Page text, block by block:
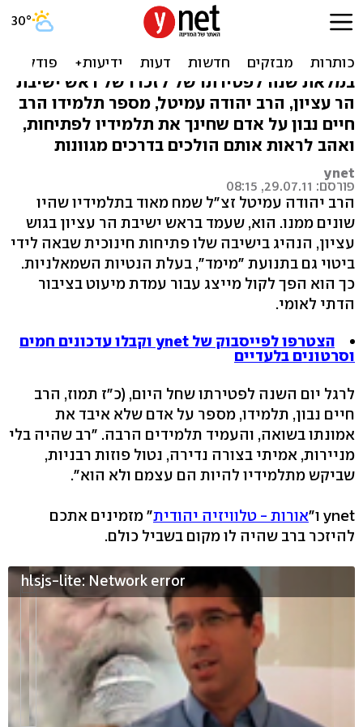
שנה למות עמיטל: "הרב שלא
רצה שתהיו כמוהו"
במלאת שנה לפטירתו של לזכרו של ראש ישיבת
הר עציון, הרב יהודה עמיטל, מספר תלמידו הרב
חיים נבון על אדם שחינך את תלמידיו לפתיחות,
ואהב לראות אותם הולכים בדרכים מגוונות
ynet
פורסם: 29.07.11, 08:15
הרב יהודה עמיטל זצ"ל שמח מאוד בתלמידיו שהיו
שונים ממנו. הוא, שעמד בראש ישיבת הר עציון בגוש
עציון, הנהיג בישיבה שלו פתיחות חינוכית שבאה לידי
ביטוי גם בתנועת "מימד", בעלת הנטיות השמאלניות.
כך הוא הפך לקול מייצג עבור עמדת מיעוט בציבור
הדתי לאומי.
הצטרפו לפייסבוק של ynet וקבלו עדכונים חמים
וסרטונים בלעדיים
לרגל יום השנה לפטירתו שחל היום, (כ"ז תמוז, הרב
חיים נבון, תלמידו, מספר על אדם שלא איבד את
אמונתו בשואה, והעמיד תלמידים הרבה. "רב שהיה בלי
מניירות, אמיתי בצורה נדירה, נטול פוזות רבניות,
שביקש מתלמידיו להיות הם עצמם ולא הוא".
ynet ו" אורות - טלוויזיה יהודית" מזמינים אתכם
להיזכר ברב שהיה לו מקום בשביל כולם.
hlsjs-lite: Network error